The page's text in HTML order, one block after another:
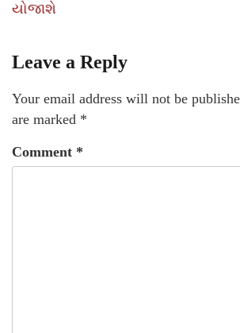
યોજાશે
Leave a Reply
Your email address will not be
are marked *
Comment *